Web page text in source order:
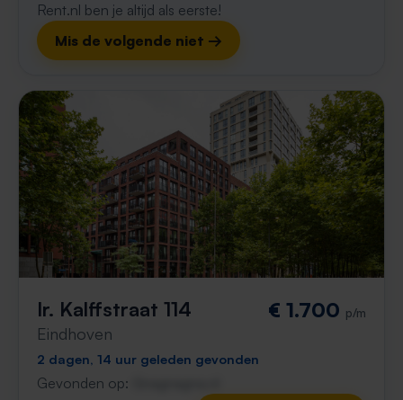
Rent.nl ben je altijd als eerste!
Mis de volgende niet →
Ir. Kalffstraat 114
Eindhoven
€ 1.700 p/m
2 dagen, 14 uur geleden gevonden
Gevonden op: